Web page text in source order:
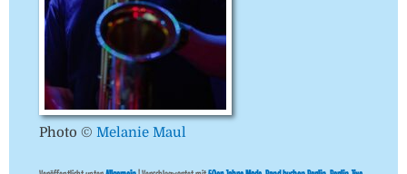
Photo © Melanie Maul